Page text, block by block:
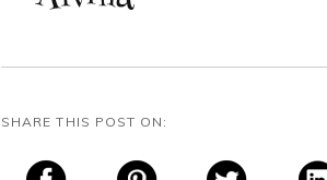
SHARE THIS POST ON: